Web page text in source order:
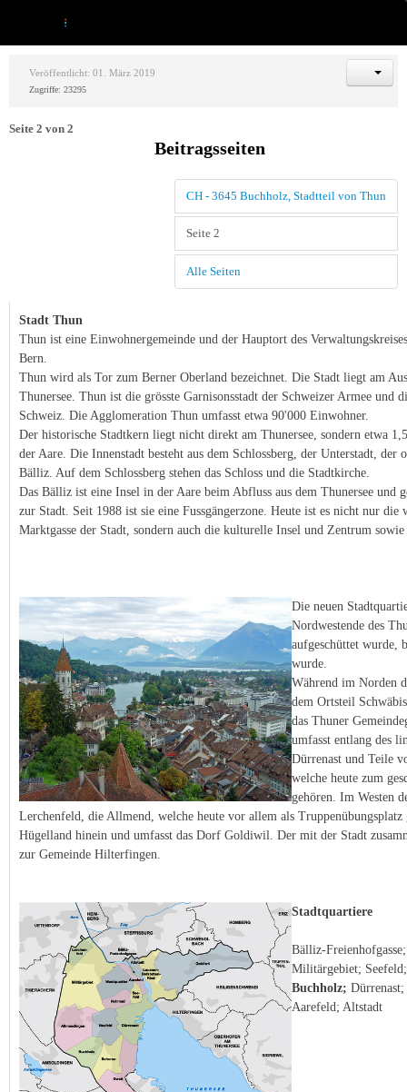
Veröffentlicht: 01. März 2019
Zugriffe: 23295
Beitragsseiten
CH - 3645 Buchholz, Stadtteil von Thun
Seite 2
Alle Seiten
Seite 2 von 2
Stadt Thun
Thun ist eine Einwohnergemeinde und der Hauptort des
Bern.
Thun wird als Tor zum Berner Oberland bezeichnet. Die Stadt liegt am
Thunersee. Thun ist die grösste Garnisonsstadt der Schweizer Armee und
Schweiz. Die Agglomeration Thun umfasst etwa 90'000 Einwohner.
Der historische Stadtkern liegt nicht direkt am Thunersee, sondern etwa
der Aare. Die Innenstadt besteht aus dem Schlossberg, der Unterstadt, der
Bälliz. Auf dem Schlossberg stehen das Schloss und die Stadtkirche.
Das Bälliz ist eine Insel in der Aare beim Abfluss aus dem Thunersee und
zur Stadt. Seit 1988 ist sie eine Fussgängerzone. Heute ist es nicht nur
Marktgasse der Stadt, sondern auch die kulturelle Insel und Zentrum
Die neuen
Nordwestende des
aufgeschüttet wurde,
wurde.
Während im Norden
dem Ortsteil
das Thuner
umfasst entlang des
Dürrenast und Teile
welche heute zum
gehören. Im Westen
Lerchenfeld, die Allmend, welche heute vor allem als
Hügelland hinein und umfasst das Dorf Goldiwil. Der mit der Stadt
zur Gemeinde Hilterfingen.
Stadtquartiere
Bälliz-
Militärgebiet;
Buchholz; Dürrenast;
Aarefeld; Altstadt